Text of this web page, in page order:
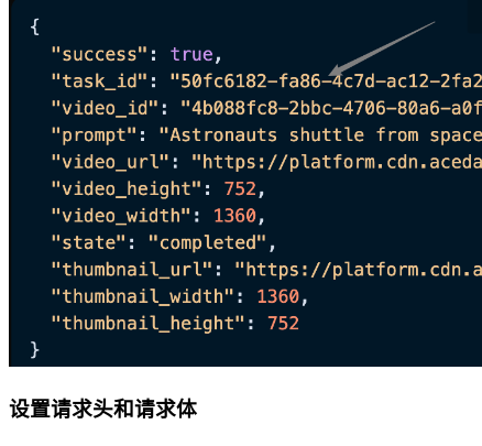
设置请求头和请求体